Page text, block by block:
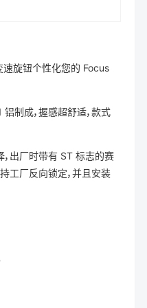
旋钮个性化您的 Focus
制成，握感超舒适，款式
出厂时带有 ST 标志的赛
工厂反向锁定，并且安装